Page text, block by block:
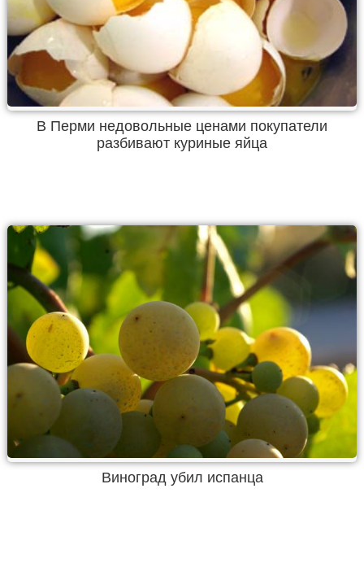
В Перми недовольные ценами покупатели
разбивают куриные яйца
Виноград убил испанца